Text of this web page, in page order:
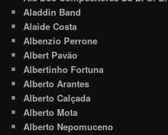
Aladdin Band
Alaide Costa
Albenzio Perrone
Albert Pavão
Albertinho Fortuna
Alberto Arantes
Alberto Calçada
Alberto Mota
Alberto Nepomuceno